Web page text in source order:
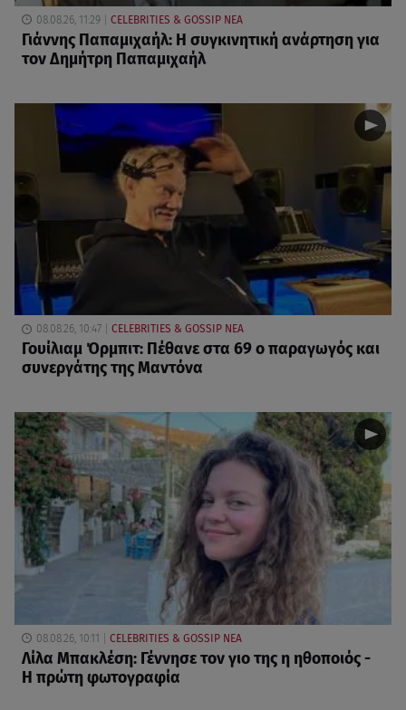
08.08.26, 11:29 CELEBRITIES & GOSSIP ΝΕΑ
Γιάννης Παπαμιχαήλ: Η συγκινητική ανάρτηση για
τον Δημήτρη Παπαμιχαήλ
08.08.26, 10:47 CELEBRITIES & GOSSIP ΝΕΑ
Γουίλιαμ Όρμπιτ: Πέθανε στα 69 ο παραγωγός και
συνεργάτης της Μαντόνα
08.08.26, 10:11 CELEBRITIES & GOSSIP ΝΕΑ
Λίλα Μπακλέση: Γέννησε τον γιο της η ηθοποιός -
Η πρώτη φωτογραφία